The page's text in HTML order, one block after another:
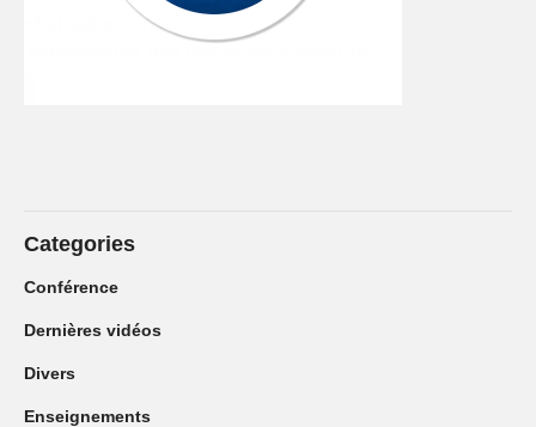
Categories
Conférence
Dernières vidéos
Divers
Enseignements